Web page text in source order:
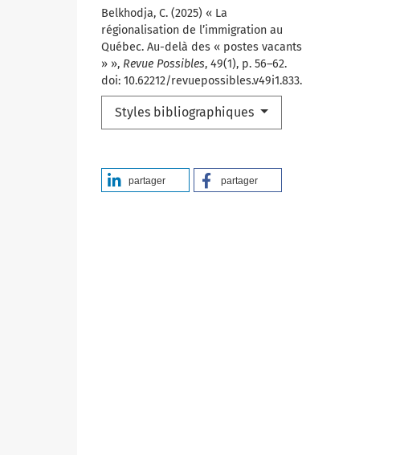
Belkhodja, C. (2025) « La
régionalisation de l’immigration au
Québec. Au-delà des « postes vacants
» », Revue Possibles, 49(1), p. 56–62.
doi: 10.62212/revuepossibles.v49i1.833.
Styles bibliographiques
partager partager